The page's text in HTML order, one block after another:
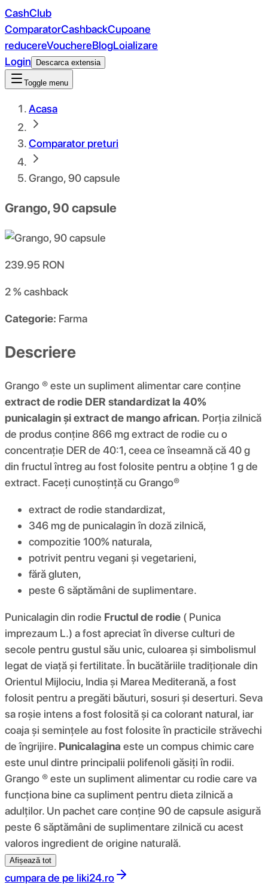
CashClub
ComparatorCashbackCupoane
reducereVouchereBlogLoializare
Login
Descarca extensia
Toggle menu
Acasa
Comparator preturi
Grango, 90 capsule
Grango, 90 capsule
239.95 RON
2 %cashback
Categorie: Farma
Descriere
Grango ® este un supliment alimentar care conține
extract de rodie DER standardizat la 40%
punicalagin și extract de mango african. Porția zilnică
de produs conține 866 mg extract de rodie cu o
concentrație DER de 40:1, ceea ce înseamnă că 40 g
din fructul întreg au fost folosite pentru a obține 1 g de
extract. Faceți cunoștință cu Grango®
extract de rodie standardizat,
346 mg de punicalagin în doză zilnică,
compozitie 100% naturala,
potrivit pentru vegani și vegetarieni,
fără gluten,
peste 6 săptămâni de suplimentare.
Punicalagin din rodie Fructul de rodie ( Punica
imprezaum L.) a fost apreciat în diverse culturi de
secole pentru gustul său unic, culoarea și simbolismul
legat de viață și fertilitate. În bucătăriile tradiționale din
Orientul Mijlociu, India și Marea Mediterană, a fost
folosit pentru a pregăti băuturi, sosuri și deserturi. Seva
sa roșie intens a fost folosită și ca colorant natural, iar
coaja și semințele au fost folosite în practicile străvechi
de îngrijire. Punicalagina este un compus chimic care
este unul dintre principalii polifenoli găsiți în rodii.
Grango ® este un supliment alimentar cu rodie care va
funcționa bine ca supliment pentru dieta zilnică a
adulților. Un pachet care conține 90 de capsule asigură
peste 6 săptămâni de suplimentare zilnică cu acest
valoros ingredient de origine naturală.
Afișează tot
cumpara de pe liki24.ro